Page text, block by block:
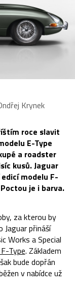
Krynek
roce slavit
E-Type
a roadster
kusů. Jaguar
modelu F-
je i barva.
za kterou by
Jaguar přináší
Works a Special
Type. Základem
bude dopřán
v nabídce už